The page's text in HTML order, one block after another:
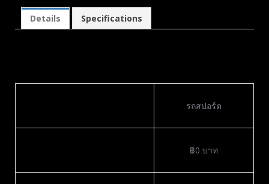
Details Specifications
รถสปอร์ต
฿0 บาท